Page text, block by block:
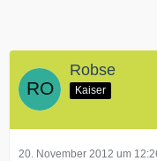
Robse
Kaiser
20. November 2012 um